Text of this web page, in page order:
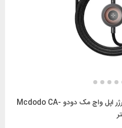
کابل شارژ دو سر تایپ سی و شارژر اپل واچ مک دودو Mcdodo CA-